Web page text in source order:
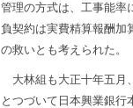
管理の方式は、工事能率
負契約は実費精算報酬加
の救いとも考えられた。
大林組も大正十年五月
とつづいて日本興業銀行